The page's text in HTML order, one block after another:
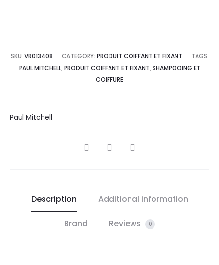
SKU: VR013408 CATEGORY: PRODUIT COIFFANT ET FIXANT
TAGS:
PAUL MITCHELL, PRODUIT COIFFANT ET FIXANT, SHAMPOOING ET
COIFFURE
Paul Mitchell
SHARE
Description Additional information
Brand Reviews 0